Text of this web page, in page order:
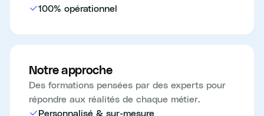
100% opérationnel
Notre approche
Des formations pensées par des experts pour
répondre aux réalités de chaque métier.
Personnalisé & sur-mesure